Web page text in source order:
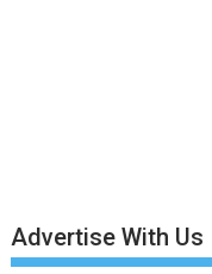
Advertise With Us